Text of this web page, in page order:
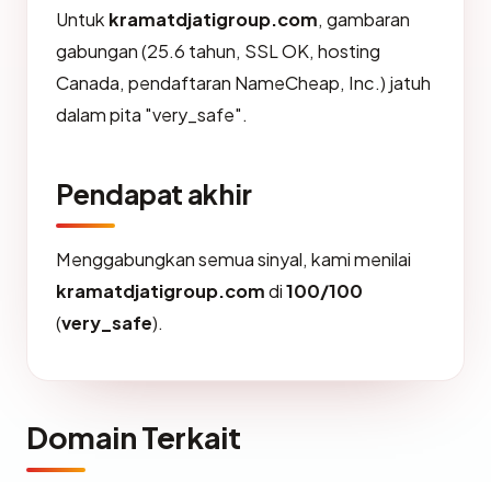
Untuk kramatdjatigroup.com, gambaran
gabungan (25.6 tahun, SSL OK, hosting
Canada, pendaftaran NameCheap, Inc.) jatuh
dalam pita "very_safe".
Pendapat akhir
Menggabungkan semua sinyal, kami menilai
kramatdjatigroup.comdi100/100
(very_safe).
Domain Terkait